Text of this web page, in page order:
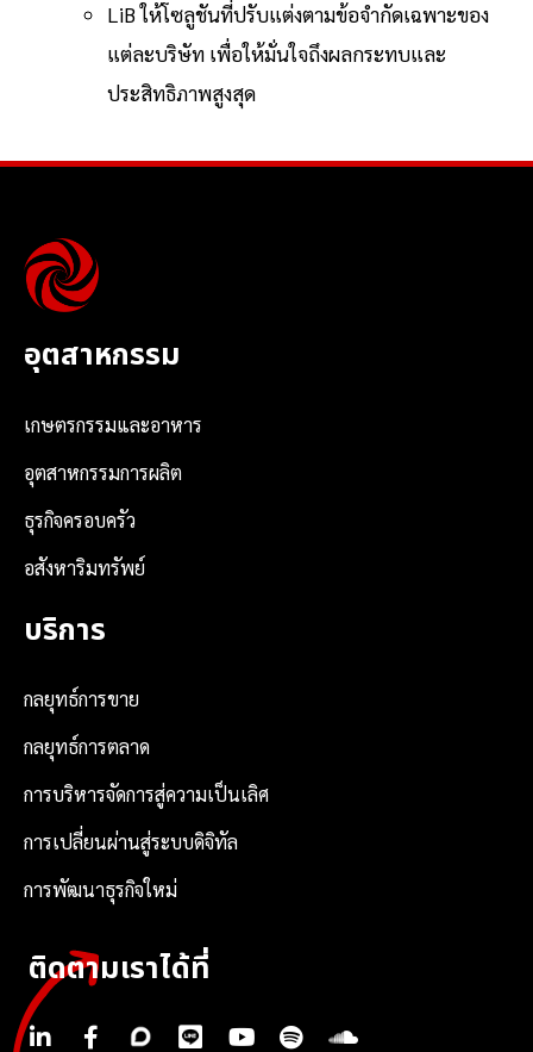
LiB ให้โซลูชันที่ปรับแต่งตามข้อจำกัดเฉพาะของ
แต่ละบริษัท เพื่อให้มั่นใจถึงผลกระทบและ
ประสิทธิภาพสูงสุด
อุตสาหกรรม
เกษตรกรรมและอาหาร
อุตสาหกรรมการผลิต
ธุรกิจครอบครัว
อสังหาริมทรัพย์
บริการ
กลยุทธ์การขาย
กลยุทธ์การตลาด
การบริหารจัดการสู่ความเป็นเลิศ
การเปลี่ยนผ่านสู่ระบบดิจิทัล
การพัฒนาธุรกิจใหม่
ติดตามเราได้ที่